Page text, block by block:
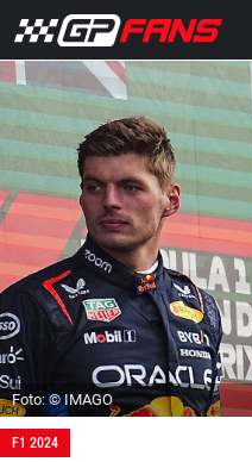
Foto: © IMAGO
F1 2024